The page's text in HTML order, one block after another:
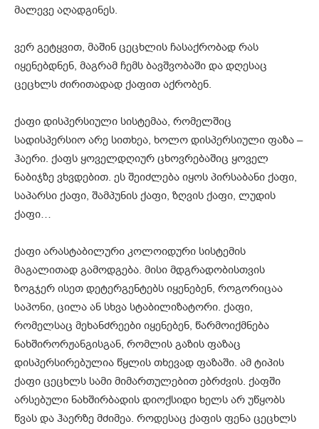
მალევე აღადგინეს.
ვერ გეტყვით, მაშინ ცეცხლის ჩასაქრობად რას
იყენებდნენ, მაგრამ ჩემს ბავშვობაში და დღესაც
ცეცხლს ძირითადად ქაფით აქრობენ.
ქაფი დისპერსიული სისტემაა, რომელშიც
სადისპერსიო არე სითხეა, ხოლო დისპერსიული ფაზა –
ჰაერი. ქაფს ყოველდღიურ ცხოვრებაშიც ყოველ
ნაბიჯზე ვხვდებით. ეს შეიძლება იყოს პირსაბანი ქაფი,
საპარსი ქაფი, შამპუნის ქაფი, ზღვის ქაფი, ლუდის
ქაფი…
ქაფი არასტაბილური კოლოიდური სისტემის
მაგალითად გამოდგება. მისი მდგრადობისთვის
ზოგჯერ ისეთ დეტერგენტებს იყენებენ, როგორიცაა
საპონი, ცილა ან სხვა სტაბილიზატორი. ქაფი,
რომელსაც მეხანძრეები იყენებენ, წარმოიქმნება
ნახშირორჟანგისგან, რომლის გაზის ფაზაც
დისპერსირებულია წყლის თხევად ფაზაში. ამ ტიპის
ქაფი ცეცხლს სამი მიმართულებით ებრძვის. ქაფში
არსებული ნახშირბადის დიოქსიდი ხელს არ უწყობს
წვას და ჰაერზე მძიმეა. როდესაც ქაფის ფენა ცეცხლს